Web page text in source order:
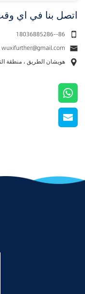
اتصل بنا في اي
18036885286--86
wuxifurther@gmail.com
هويشان الطريق ، منطقة